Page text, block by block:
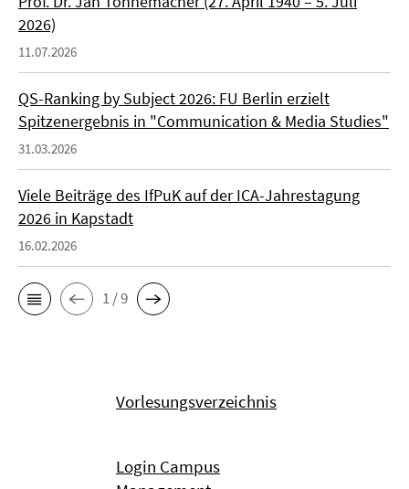
2026)
11.07.2026
QS-Ranking by Subject 2026: FU Berlin erzielt
Spitzenergebnis in "Communication & Media Studies"
31.03.2026
Viele Beiträge des IfPuK auf der ICA-Jahrestagung
2026 in Kapstadt
16.02.2026
1 / 9
Vorlesungsverzeichnis
Login Campus